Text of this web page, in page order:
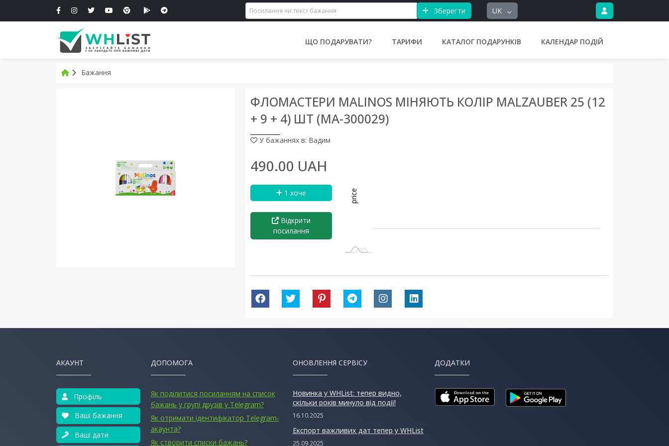
Зберегти UK
ЩО ПОДАРУВАТИ? ТАРИФИ КАТАЛОГ ПОДАРУНКІВ КАЛЕНДАР ПОДІЙ
Бажання
ФЛОМАСТЕРИ MALINOS МІНЯЮТЬ КОЛІР MALZAUBER 25 (12
+ 9 + 4) ШТ (MA-300029)
У бажаннях в: Вадим
490.00 UAH
1 хоче
Відкрити
посилання
price
АКАУНТ
Профіль
Ваші бажання
Ваші дати
ДОПОМОГА
Як поділитися посиланням на список
бажань у групі друзів у Telegram?
Як отримати ідентифікатор Telegram-
акаунта?
Як створити списки бажань?
ОНОВЛЕННЯ СЕРВІСУ
Новинка у WHList: тепер видно,
скільки років минуло від події!
16.10.2025
Експорт важливих дат тепер у WHList
25.09.2025
ДОДАТКИ